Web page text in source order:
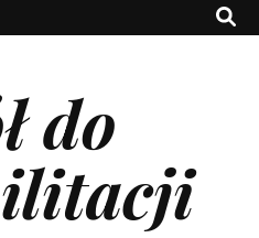
do